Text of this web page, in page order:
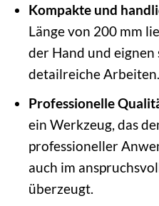
Kompakte und
Länge von 200 mm
der Hand und
detailreiche Arbeiten.
Professionelle
ein Werkzeug, das
professioneller
auch im
überzeugt.